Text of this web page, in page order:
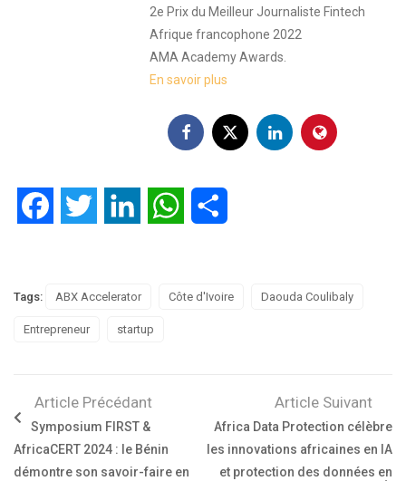
2e Prix du Meilleur Journaliste Fintech
Afrique francophone 2022
AMA Academy Awards.
En savoir plus
FacebookTwitter LinkedIn WhatsApp
Tags: ABX Accelerator Côte d'Ivoire Daouda Coulibaly
Entrepreneur startup
Article Précédant
Symposium FIRST &
AfricaCERT 2024 : le Bénin
démontre son savoir-faire en
Article Suivant
Africa Data Protection célèbre
les innovations africaines en IA
et protection des données en